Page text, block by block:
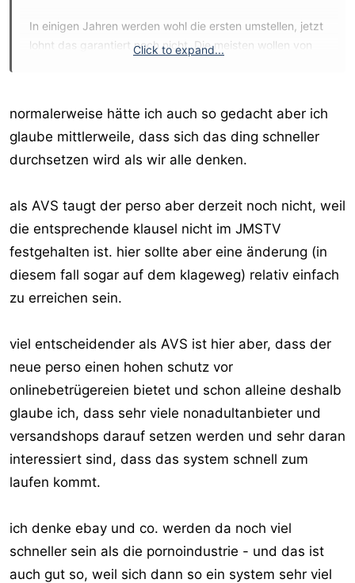
In einigen Jahren werden wohl die ersten umstellen, jetzt
lohnt das garantiert noch nicht. Die meisten wollen von
Gruss
Click to expand...
normalerweise hätte ich auch so gedacht aber ich
glaube mittlerweile, dass sich das ding schneller
durchsetzen wird als wir alle denken.
als AVS taugt der perso aber derzeit noch nicht, weil
die entsprechende klausel nicht im JMSTV
festgehalten ist. hier sollte aber eine änderung (in
diesem fall sogar auf dem klageweg) relativ einfach
zu erreichen sein.
viel entscheidender als AVS ist hier aber, dass der
neue perso einen hohen schutz vor
onlinebetrügereien bietet und schon alleine deshalb
glaube ich, dass sehr viele nonadultanbieter und
versandshops darauf setzen werden und sehr daran
interessiert sind, dass das system schnell zum
laufen kommt.
ich denke ebay und co. werden da noch viel
schneller sein als die pornoindustrie - und das ist
auch gut so, weil sich dann so ein system sehr viel